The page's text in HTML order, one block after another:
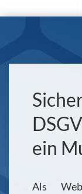
ein
Als